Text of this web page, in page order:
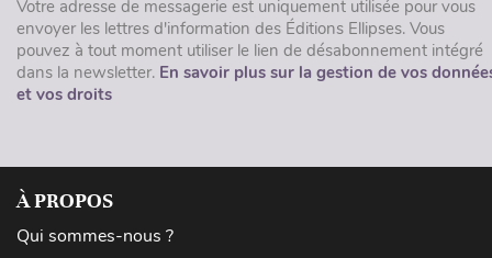
Votre adresse de messagerie est uniquement utilisée pour vous
envoyer les lettres d'information des Éditions Ellipses. Vous
pouvez à tout moment utiliser le lien de désabonnement intégré
dans la newsletter. En savoir plus sur la gestion de vos
et vos droits
À PROPOS
Qui sommes-nous ?